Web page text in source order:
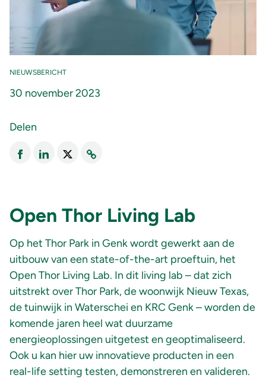
NIEUWSBERICHT
30 november 2023
Delen
Open Thor Living Lab
Op het Thor Park in Genk wordt gewerkt aan de
uitbouw van een state-of-the-art proeftuin, het
Open Thor Living Lab. In dit living lab – dat zich
uitstrekt over Thor Park, de woonwijk Nieuw Texas,
de tuinwijk in Waterschei en KRC Genk – worden de
komende jaren heel wat duurzame
energieoplossingen uitgetest en geoptimaliseerd.
Ook u kan hier uw innovatieve producten in een
real-life setting testen, demonstreren en valideren.